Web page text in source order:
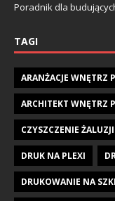
Poradnik dla
TAGI
ARANŻACJE WNĘTRZ
ARCHITEKT WNĘTRZ
CZYSZCZENIE
DRUK NA PLEXI
DRUKOWANIE NA